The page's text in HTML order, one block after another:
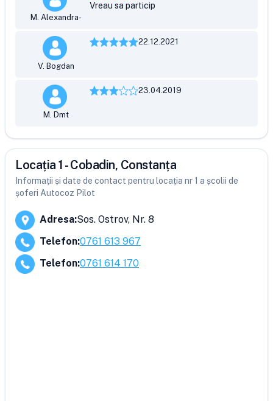
M. Alexandra-
Vreau sa particip
V. Bogdan
22.12.2021
M. Dmt
23.04.2019
Locația 1 - Cobadin, Constanța
Informații și date de contact pentru locația nr 1 a școlii de
șoferi Autocoz Pilot
Adresa:Sos. Ostrov, Nr. 8
Telefon:0761 613 967
Telefon:0761 614 170